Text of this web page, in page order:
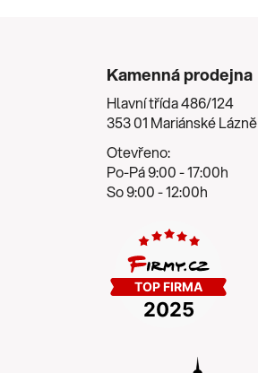
Kamenná prodejna
Hlavní třída 486/124
353 01 Mariánské Lázně
Otevřeno:
Po-Pá 9:00 - 17:00h
So 9:00 - 12:00h